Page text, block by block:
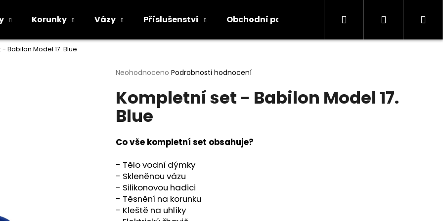
Korunky Vázy Příslušenství Obchodní podmínky Kontakty Informace
Hledat Přihlášení
Babilon Model 17. Blue
Průměrné
produktu
je
0,0
hvězdiček.
Neohodnoceno Podrobnosti hodnocení
Kompletní set - Babilon Model 17.
Blue
Co vše kompletní set obsahuje?
- Tělo vodní dýmky
- Skleněnou vázu
- Silikonovou hadici
- Těsnění na korunku
- Kleště na uhlíky
Co potřebujete najít?
HLEDAT